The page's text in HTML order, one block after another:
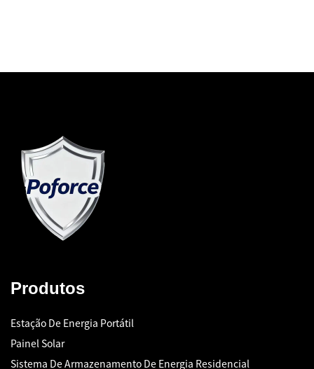
Produtos
Estação De Energia Portátil
Painel Solar
Sistema De Armazenamento De Energia Residencial